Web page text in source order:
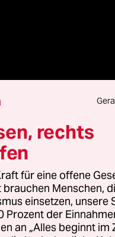
und Vertriebs GmbH
Bei rechtlichen Fragen oder
lizenzen@taz.de
Kommune-
rechts
für eine offene
Menschen,
einsetzen, unsere
Prozent der
an „Alles beginnt im